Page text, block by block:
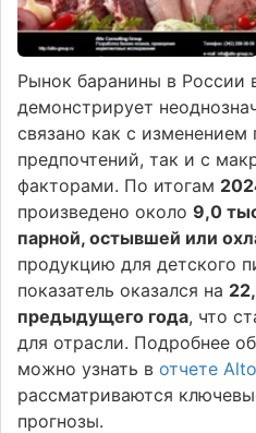
Рынок баранины в России
демонстрирует
связано как с изменением
предпочтений, так и с
факторами. По итогам
произведено около9,0
парной, остывшей или
продукцию для детского
показатель оказался на
предыдущего года, что
для отрасли. Подробнее
можно узнать вотчете
рассматриваются
прогнозы.